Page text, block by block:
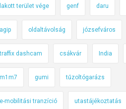
lakott terület vége genf daru
agip oldaltávolság józsefváros
traffix dashcam csákvár India
m1m7 gumi tűzoltógarázs
e-mobilitási tranzíció utastájékoztatás